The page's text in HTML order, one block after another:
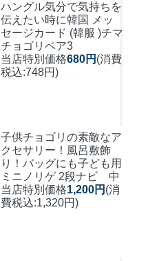
ハングル気分で気持ちを
伝えたい時に韓国 メッ
セージカード (韓服 )チマ
チョゴリペア3
当店特別価格680円 (消費
税込:748円)
子供チョゴリの素敵なア
クセサリー！風呂敷飾
り！バッグにも子ども用
ミニノリゲ 2段ナビ 中
当店特別価格1,200円 (消
費税込:1,320円)